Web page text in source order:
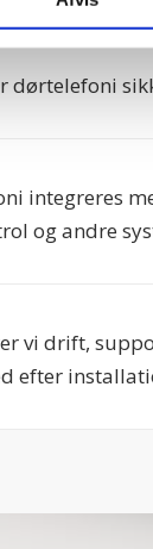
dørtelefoni
integreres
og andre
vi drift,
efter